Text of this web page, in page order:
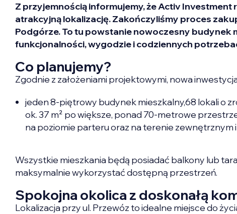
Z przyjemnością informujemy, że Activ
atrakcyjną lokalizację. Zakończyliśmy proces
Podgórze. To tu powstanie nowoczesny budynek
funkcjonalności, wygodzie i codziennych
Co planujemy?
Zgodnie z założeniami projektowymi, nowa
jeden 8-piętrowy budynek mieszkalny,68 lokali o
ok. 37 m² po większe, ponad 70-metrowe
na poziomie parteru oraz na terenie zewnętrznym
Wszystkie mieszkania będą posiadać balkony lub
maksymalnie wykorzystać dostępną przestrzeń.
Spokojna okolica z doskonałą
Lokalizacja przy ul. Przewóz to idealne miejsce do